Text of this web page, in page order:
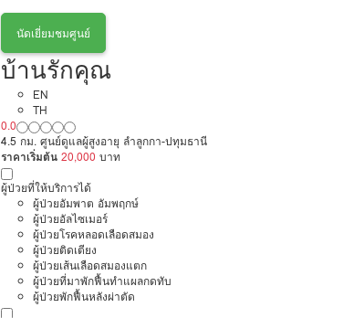
นัดเยี่ยมชมศูนย์
บ้านรักคุณ
EN
TH
0.0
4.5 กม. ศูนย์ดูแลผู้สูงอายุ ลำลูกกา-ปทุมธานี
ราคาเริ่มต้น 20,000 บาท
ผู้ป่วยที่ให้บริการได้
ผู้ป่วยอัมพาต อัมพฤกษ์
ผู้ป่วยอัลไซเมอร์
ผู้ป่วยโรคหลอดเลือดสมอง
ผู้ป่วยติดเตียง
ผู้ป่วยเส้นเลือดสมองแตก
ผู้ป่วยที่มาพักฟื้นทำแผลกดทับ
ผู้ป่วยพักฟื้นหลังผ่าตัด